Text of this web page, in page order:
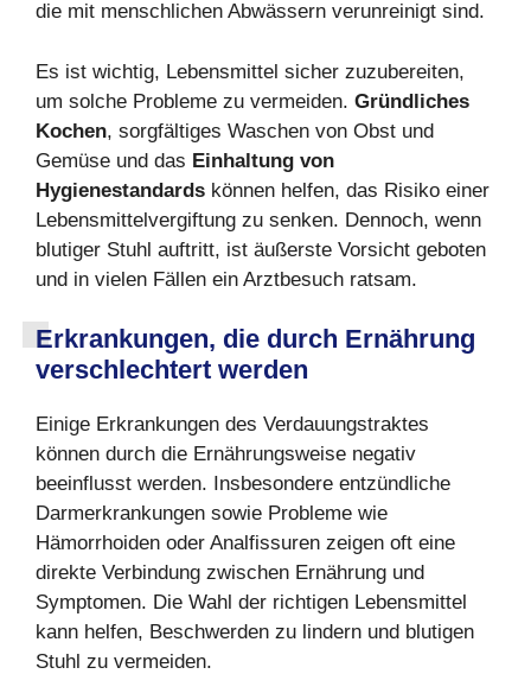
die mit menschlichen Abwässern verunreinigt sind.
Es ist wichtig, Lebensmittel sicher zuzubereiten,
um solche Probleme zu vermeiden. Gründliches
Kochen, sorgfältiges Waschen von Obst und
Gemüse und das Einhaltung von
Hygienestandards können helfen, das Risiko einer
Lebensmittelvergiftung zu senken. Dennoch, wenn
blutiger Stuhl auftritt, ist äußerste Vorsicht geboten
und in vielen Fällen ein Arztbesuch ratsam.
Erkrankungen, die durch Ernährung
verschlechtert werden
Einige Erkrankungen des Verdauungstraktes
können durch die Ernährungsweise negativ
beeinflusst werden. Insbesondere entzündliche
Darmerkrankungen sowie Probleme wie
Hämorrhoiden oder Analfissuren zeigen oft eine
direkte Verbindung zwischen Ernährung und
Symptomen. Die Wahl der richtigen Lebensmittel
kann helfen, Beschwerden zu lindern und blutigen
Stuhl zu vermeiden.